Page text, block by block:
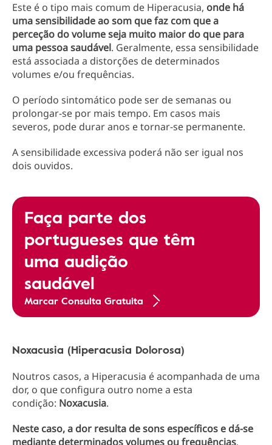
Este é o tipo mais comum de Hiperacusia, onde há
uma sensibilidade ao som que faz com que a
perceção do volume seja muito maior do que para
uma pessoa saudável. Geralmente, essa sensibilidade
está associada a distorções de determinados
volumes e/ou frequências.
O período sintomático pode ser de semanas ou
prolongar-se por mais tempo. Em casos mais
severos, pode durar anos e tornar-se permanente.
A sensibilidade excessiva poderá não ser igual nos
dois ouvidos.
Faça parte dos
portugueses que têm
uma audição
saudável
Marcar Consulta Gratuita
Noxacusia (Hiperacusia Dolorosa)
Noutros casos, a Hiperacusia é acompanhada de uma
dor, o que configura outro nome a esta
condição: Noxacusia.
Neste caso, a dor resulta de sons específicos e dá-se
mediante determinados volumes ou frequências.